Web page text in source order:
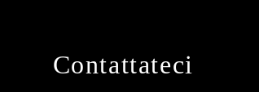
Contattateci